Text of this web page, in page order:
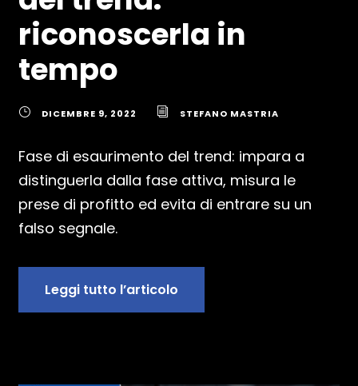
riconoscerla in
tempo
DICEMBRE 9, 2022 STEFANO MASTRIA
Fase di esaurimento del trend: impara a
distinguerla dalla fase attiva, misura le
prese di profitto ed evita di entrare su un
falso segnale.
Leggi tutto l’articolo